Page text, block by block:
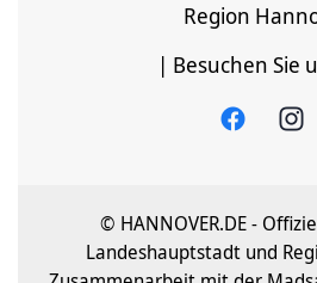
Region
| Besuchen Sie
© HANNOVER.DE -
Landeshauptstadt und